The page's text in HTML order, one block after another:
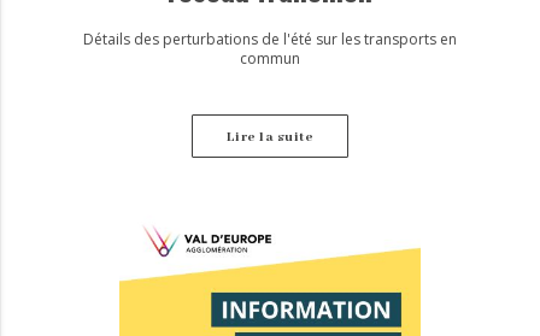
Détails des perturbations de l'été sur les transports en
commun
Lire la suite